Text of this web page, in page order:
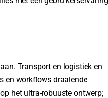
Transport en logistiek en
en workflows draaiende
het ultra-robuuste ontwerp;